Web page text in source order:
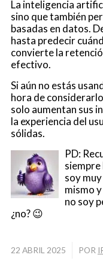
La inteligencia
sino que también
basadas en datos.
hasta predecir
convierte la
efectivo.
Si aún no estás
hora de
solo aumentan sus
la experiencia del
sólidas.
PD:
soy
mismo
no soy
¿no? 😉
22 ABRIL 2025 POR